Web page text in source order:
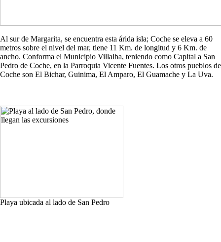
Al sur de Margarita, se encuentra esta árida isla; Coche se eleva a 60
metros sobre el nivel del mar, tiene 11 Km. de longitud y 6 Km. de
ancho. Conforma el Municipio Villalba, teniendo como Capital a San
Pedro de Coche, en la Parroquia Vicente Fuentes. Los otros pueblos de
Coche son El Bichar, Guinima, El Amparo, El Guamache y La Uva.
Playa ubicada al lado de San Pedro